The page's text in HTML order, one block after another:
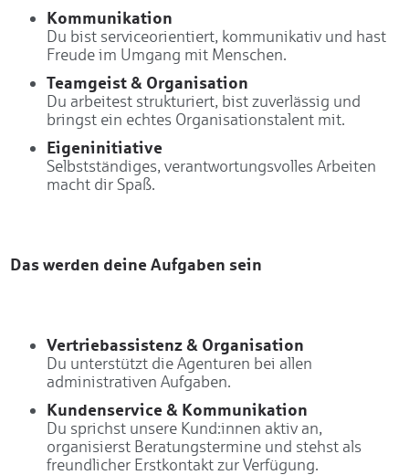
Kommunikation
Du bist serviceorientiert, kommunikativ und hast
Freude im Umgang mit Menschen.
Teamgeist & Organisation
Du arbeitest strukturiert, bist zuverlässig und
bringst ein echtes Organisationstalent mit.
Eigeninitiative
Selbstständiges, verantwortungsvolles Arbeiten
macht dir Spaß.
Das werden deine Aufgaben sein
Vertriebassistenz & Organisation
Du unterstützt die Agenturen bei allen
administrativen Aufgaben.
Kundenservice & Kommunikation
Du sprichst unsere Kund:innen aktiv an,
organisierst Beratungstermine und stehst als
freundlicher Erstkontakt zur Verfügung.